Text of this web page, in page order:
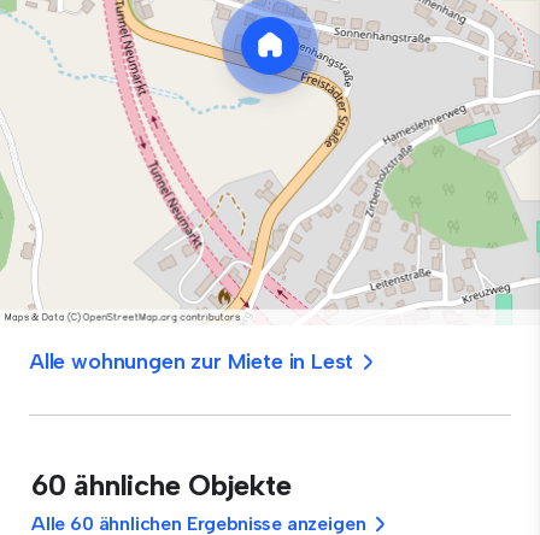
Alle wohnungen zur Miete in Lest
60 ähnliche Objekte
Alle 60 ähnlichen Ergebnisse anzeigen